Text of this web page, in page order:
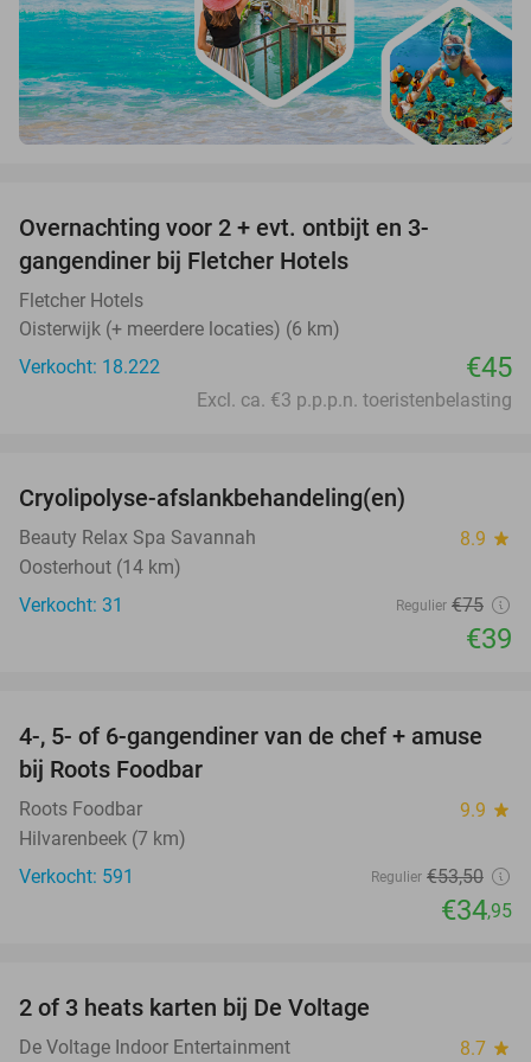
Overnachting voor 2 + evt. ontbijt en 3-
gangendiner bij Fletcher Hotels
Fletcher Hotels
Oisterwijk (+ meerdere locaties) (6 km)
Verkocht: 18.222
€45
Excl. ca. €3 p.p.p.n. toeristenbelasting
Cryolipolyse-afslankbehandeling(en)
Beauty Relax Spa Savannah 8.9 star
Oosterhout (14 km)
Verkocht: 31
Regulier €75
€39
35%
4-, 5- of 6-gangendiner van de chef + amuse
bij Roots Foodbar
Roots Foodbar 9.9 star
Hilvarenbeek (7 km)
Verkocht: 591
Regulier €53,50
€34,95
2 of 3 heats karten bij De Voltage
De Voltage Indoor Entertainment 8.7 star